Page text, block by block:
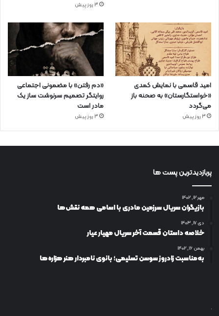
3 روز پیش
امید قاسمی با نمایش کمدی
«خواستگارستان» به صحنه باز
می‌گردد
3 روز پیش
«دم رفتن» با مضمونی اجتماعی
روایتگر تصمیم سرنوشت ساز یک
مادر است
3 روز پیش
پربازدیدترین پست ها
مهر ۱۲, ۱۴۰۲
بازیگران سریال سرزمین مادری با اسامی همه نقش‌ها
دی ۱۷, ۱۴۰۳
خلاصه داستان قسمت آخر سریال مهیار عیار
بهمن ۱۶, ۱۴۰۲
به‌مناسبت زادروز سوسن تسلیمی؛ بانوی نامبردار هنر هزاره‌ها